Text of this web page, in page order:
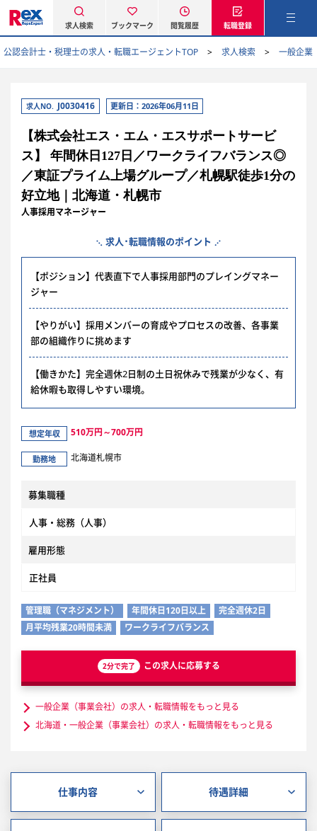
求人検索 ブックマーク 閲覧履歴 転職登録
公認会計士・税理士の求人・転職エージェントTOP 求人検索 一般企業
求人NO. J0030416 更新日：2026年06月11日
【株式会社エス・エム・エスサポートサービ
ス】 年間休日127日／ワークライフバランス◎
／東証プライム上場グループ／札幌駅徒歩1分の
好立地｜北海道・札幌市
人事採用マネージャー
求人･転職情報のポイント
【ポジション】代表直下で人事採用部門のプレイングマネー
ジャー
【やりがい】採用メンバーの育成やプロセスの改善、各事業
部の組織作りに挑めます
【働きかた】完全週休2日制の土日祝休みで残業が少なく、有
給休暇も取得しやすい環境。
想定年収 510万円～700万円
勤務地 北海道札幌市
募集職種
人事・総務（人事）
雇用形態
正社員
管理職（マネジメント） 年間休日120日以上
完全週休2日
月平均残業20時間未満
ワークライフバランス
2分で完了 この求人に応募する
一般企業（事業会社）の求人・転職情報をもっと見る
北海道・一般企業（事業会社）の求人・転職情報をもっと見る
仕事内容 待遇詳細